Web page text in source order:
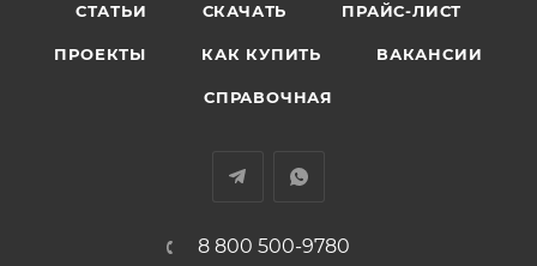
ISO 9563
Улучшенная маслостойкость
Расширенный диапазон температур
Длительный срок службы
СТАТЬИ СКАЧАТЬ ПРАЙС-ЛИСТ
ПРОЕКТЫ КАК КУПИТЬ ВАКАНСИИ
СПРАВОЧНАЯ
8 800 500-9780